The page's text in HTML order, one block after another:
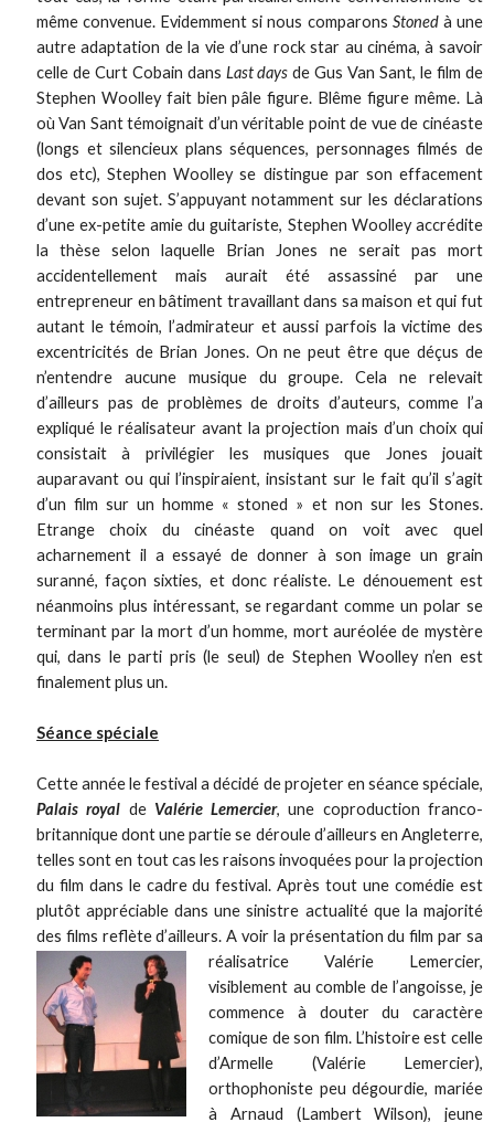
même convenue. Evidemment si nous comparons Stonedà une
autre adaptation de la vie d’une rock star au cinéma, à savoir
celle de Curt Cobain dans Last days de Gus Van Sant, le film de
Stephen Woolley fait bien pâle figure. Blême figure même. Là
où Van Sant témoignait d’un véritable point de vue de cinéaste
(longs et silencieux plans séquences, personnages filmés de
dos etc), Stephen Woolley se distingue par son effacement
devant son sujet. S’appuyant notamment sur les déclarations
d’une ex-petite amie du guitariste, Stephen Woolley accrédite
la thèse selon laquelle Brian Jones ne serait pas mort
accidentellement mais aurait été assassiné par une
entrepreneur en bâtiment travaillant dans sa maison et qui fut
autant le témoin, l’admirateur et aussi parfois la victime des
excentricités de Brian Jones. On ne peut être que déçus de
n’entendre aucune musique du groupe. Cela ne relevait
d’ailleurs pas de problèmes de droits d’auteurs, comme l’a
expliqué le réalisateur avant la projection mais d’un choix qui
consistait à privilégier les musiques que Jones jouait
auparavant ou qui l’inspiraient, insistant sur le fait qu’il s’agit
d’un film sur un homme « stoned » et non sur les Stones.
Etrange choix du cinéaste quand on voit avec quel
acharnement il a essayé de donner à son image un grain
suranné, façon sixties, et donc réaliste. Le dénouement est
néanmoins plus intéressant, se regardant comme un polar se
terminant par la mort d’un homme, mort auréolée de mystère
qui, dans le parti pris (le seul) de Stephen Woolley n’en est
finalement plus un.
Séance spéciale
Cette année le festival a décidé de projeter en séance spéciale,
Palais royal de Valérie Lemercier, une coproduction franco-
britannique dont une partie se déroule d’ailleurs en Angleterre,
telles sont en tout cas les raisons invoquées pour la projection
du film dans le cadre du festival. Après tout une comédie est
plutôt appréciable dans une sinistre actualité que la majorité
des films reflète d’ailleurs. A voir la présentation du filmpar sa
réalisatrice Valérie Lemercier,
visiblement au comble de l’angoisse, je
commence à douter du caractère
comique de son film. L’histoire est celle
d’Armelle (Valérie Lemercier),
orthophoniste peu dégourdie, mariée
à Arnaud (Lambert Wilson), jeune